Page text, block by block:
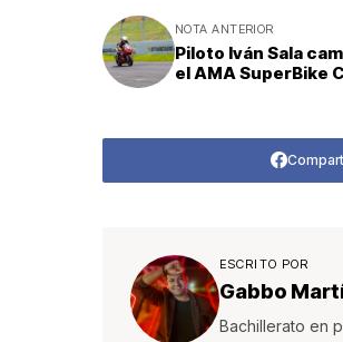
NOTA ANTERIOR
Piloto Iván Sala
el AMA SuperBike
ESCRITO POR
Gabbo
Bachillerato en